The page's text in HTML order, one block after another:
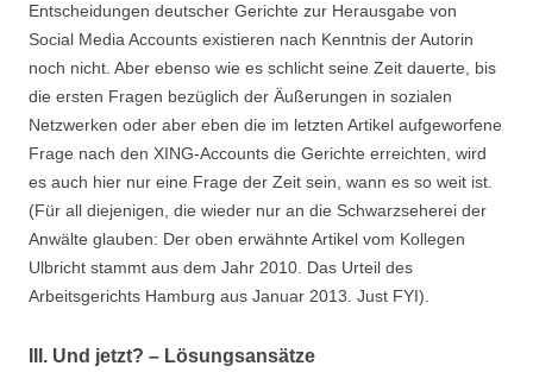
Entscheidungen deutscher Gerichte zur Herausgabe von
Social Media Accounts existieren nach Kenntnis der Autorin
noch nicht. Aber ebenso wie es schlicht seine Zeit dauerte, bis
die ersten Fragen bezüglich der Äußerungen in sozialen
Netzwerken oder aber eben die im letzten Artikel aufgeworfene
Frage nach den XING-Accounts die Gerichte erreichten, wird
es auch hier nur eine Frage der Zeit sein, wann es so weit ist.
(Für all diejenigen, die wieder nur an die Schwarzseherei der
Anwälte glauben: Der oben erwähnte Artikel vom Kollegen
Ulbricht stammt aus dem Jahr 2010. Das Urteil des
Arbeitsgerichts Hamburg aus Januar 2013. Just FYI).
III. Und jetzt? – Lösungsansätze